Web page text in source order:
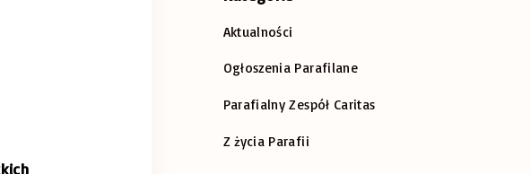
Aktualności
Ogłoszenia Parafilane
Parafialny Zespół Caritas
Z życia Parafii